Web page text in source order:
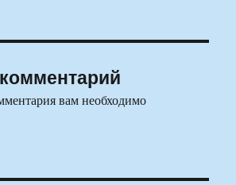
вам необходимо